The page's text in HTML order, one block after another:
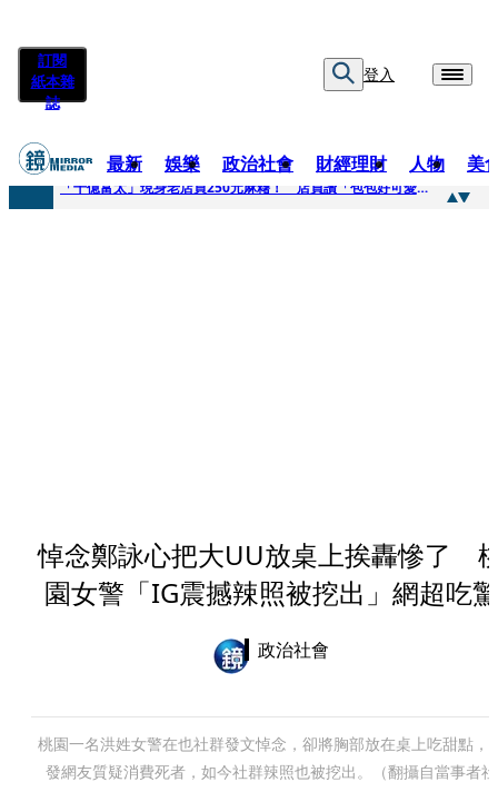
訂閱
紙本雜
誌
登入
最新 娛樂 政治社會 財經理財 人物 美
快訊
「千億富太」現身老店買250元麻糬！ 店員讚「包包好可愛」她笑回：我自己做的
悼念鄭詠心把大UU放桌上挨轟慘了
園女警「IG震撼辣照被挖出」網超吃驚
政治社會
桃園一名洪姓女警在也社群發文悼念，卻將胸部放在桌上吃甜點，
發網友質疑消費死者，如今社群辣照也被挖出。（翻攝自當事者社